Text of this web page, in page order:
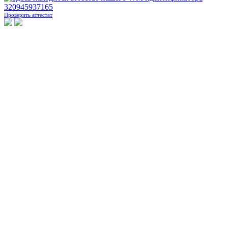
Проверить аттестат